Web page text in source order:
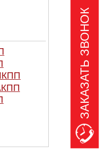
ЗАКАЗАТЬ ЗВОНОК